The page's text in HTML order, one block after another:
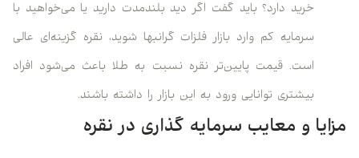
خرید دارد؟ باید گفت اگر دید بلندمدت دارید یا می‌خواهید با
سرمایه کم وارد بازار فلزات گرانبها شوید، نقره گزینه‌ای عالی
است. قیمت پایین‌تر نقره نسبت به طلا باعث می‌شود افراد
بیشتری توانایی ورود به این بازار را داشته باشند.
مزایا و معایب سرمایه گذاری در نقره